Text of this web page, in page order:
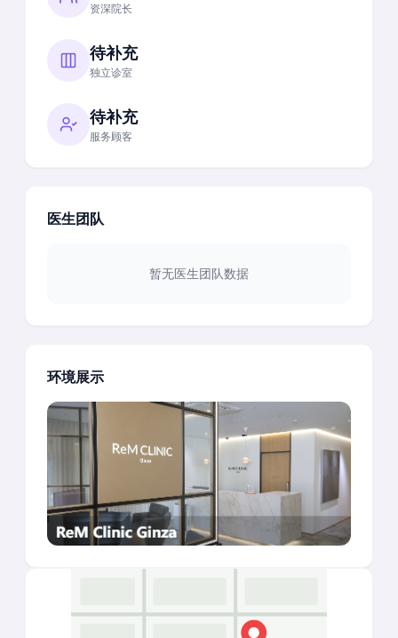
资深院长
待补充
独立诊室
待补充
服务顾客
医生团队
暂无医生团队数据
环境展示